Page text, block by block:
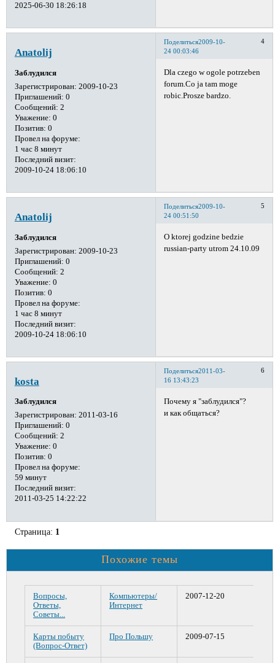
2025-06-30 18:26:18
Поделиться 4
2009-10-
24 00:03:46
Anatolij
Заблудился
Зарегистрирован: 2009-10-23
Приглашений: 0
Сообщений: 2
Уважение: 0
Позитив: 0
Провел на форуме:
1 час 8 минут
Последний визит:
2009-10-24 18:06:10
Dla czego w ogole potrzeben
forum.Co ja tam moge
robic.Prosze bardzo.
Поделиться 5
2009-10-
24 00:51:50
Anatolij
Заблудился
Зарегистрирован: 2009-10-23
Приглашений: 0
Сообщений: 2
Уважение: 0
Позитив: 0
Провел на форуме:
1 час 8 минут
Последний визит:
2009-10-24 18:06:10
O ktorej godzine bedzie
russian-party utrom 24.10.09
Поделиться 6
2011-03-
16 13:43:23
kosta
Заблудился
Зарегистрирован: 2011-03-16
Приглашений: 0
Сообщений: 2
Уважение: 0
Позитив: 0
Провел на форуме:
59 минут
Последний визит:
2011-03-25 14:22:22
Почему я "заблудился"?
и как общаться?
Страница: 1
Похожие темы
Вопросы,
Ответы,
Советы...
Компьютеры/
Интернет
2007-12-20
Карты побыту
(Вопрос-Ответ)
Про Польшу 2009-07-15